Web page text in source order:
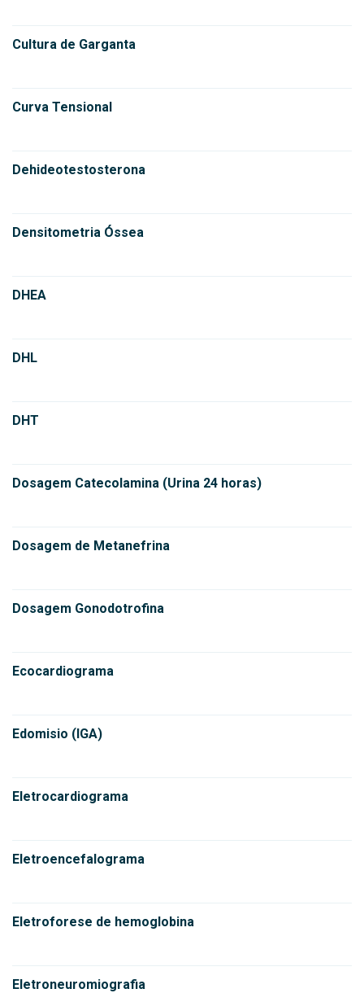
Cultura de Garganta
Curva Tensional
Dehideotestosterona
Densitometria Óssea
DHEA
DHL
DHT
Dosagem Catecolamina (Urina 24 horas)
Dosagem de Metanefrina
Dosagem Gonodotrofina
Ecocardiograma
Edomisio (IGA)
Eletrocardiograma
Eletroencefalograma
Eletroforese de hemoglobina
Eletroneuromiografia